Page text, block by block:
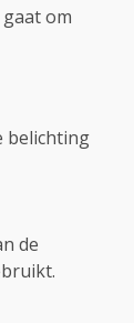
om
belichting
de